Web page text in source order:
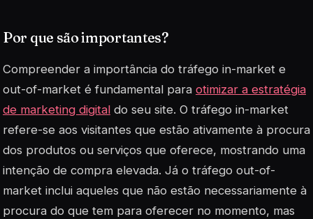
Por que são importantes?
Compreender a importância do tráfego in-market e
out-of-market é fundamental para otimizar a estratégia
de marketing digital do seu site. O tráfego in-market
refere-se aos visitantes que estão ativamente à procura
dos produtos ou serviços que oferece, mostrando uma
intenção de compra elevada. Já o tráfego out-of-
market inclui aqueles que não estão necessariamente à
procura do que tem para oferecer no momento, mas